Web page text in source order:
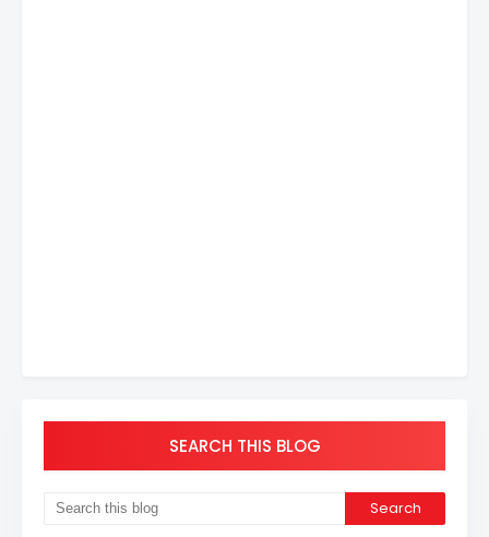
SEARCH THIS BLOG